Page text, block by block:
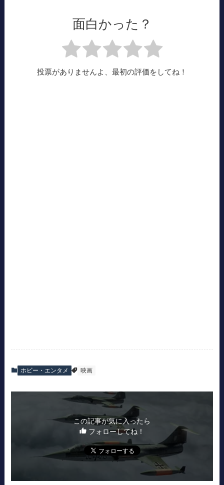
面白かった？
投票がありませんよ、最初の評価をしてね！
ホビー・エンタメ 映画
この記事が気に入ったら
フォローしてね！